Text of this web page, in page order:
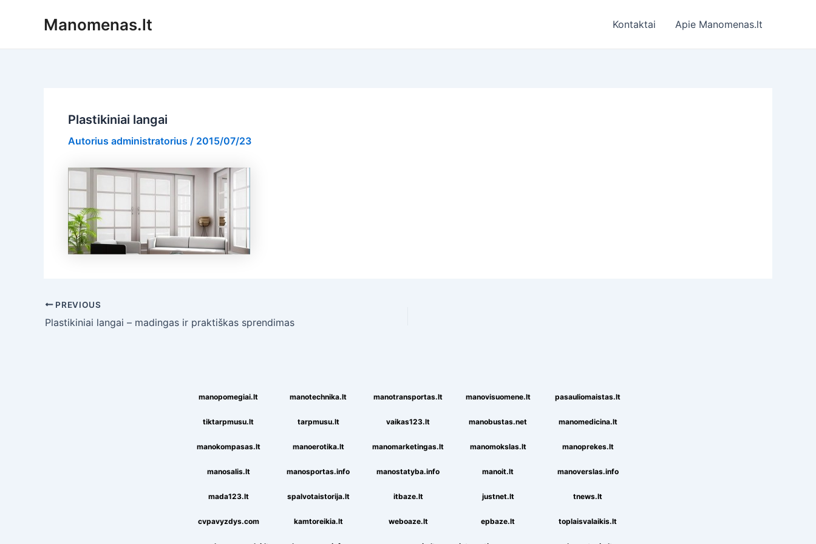
Manomenas.lt Kontaktai Apie Manomenas.lt
Plastikiniai langai
Autorius administratorius / 2015/07/23
Post
navigation
PREVIOUS
Plastikiniai langai – madingas ir praktiškas sprendimas
manopomegiai.lt manotechnika.lt manotransportas.lt manovisuomene.lt pasauliomaistas.lt
tiktarpmusu.lt tarpmusu.lt vaikas123.lt manobustas.net manomedicina.lt
manokompasas.lt manoerotika.lt manomarketingas.lt manomokslas.lt manoprekes.lt
manosalis.lt manosportas.info manostatyba.info manoit.lt manoverslas.info
mada123.lt spalvotaistorija.lt itbaze.lt justnet.lt tnews.lt
cvpavyzdys.com kamtoreikia.lt weboaze.lt epbaze.lt toplaisvalaikis.lt